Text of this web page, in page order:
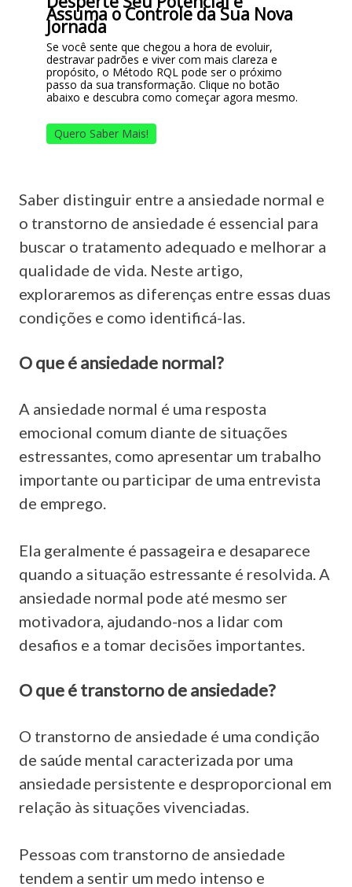
Assuma o Controle da Sua Nova
Jornada
Se você sente que chegou a hora de evoluir,
destravar padrões e viver com mais clareza e
propósito, o Método RQL pode ser o próximo
passo da sua transformação. Clique no botão
abaixo e descubra como começar agora mesmo.
Quero Saber Mais!
Saber distinguir entre a ansiedade normal e
o transtorno de ansiedade é essencial para
buscar o tratamento adequado e melhorar a
qualidade de vida. Neste artigo,
exploraremos as diferenças entre essas duas
condições e como identificá-las.
O que é ansiedade normal?
A ansiedade normal é uma resposta
emocional comum diante de situações
estressantes, como apresentar um trabalho
importante ou participar de uma entrevista
de emprego.
Ela geralmente é passageira e desaparece
quando a situação estressante é resolvida. A
ansiedade normal pode até mesmo ser
motivadora, ajudando-nos a lidar com
desafios e a tomar decisões importantes.
O que é transtorno de ansiedade?
O transtorno de ansiedade é uma condição
de saúde mental caracterizada por uma
ansiedade persistente e desproporcional em
relação às situações vivenciadas.
Pessoas com transtorno de ansiedade
tendem a sentir um medo intenso e